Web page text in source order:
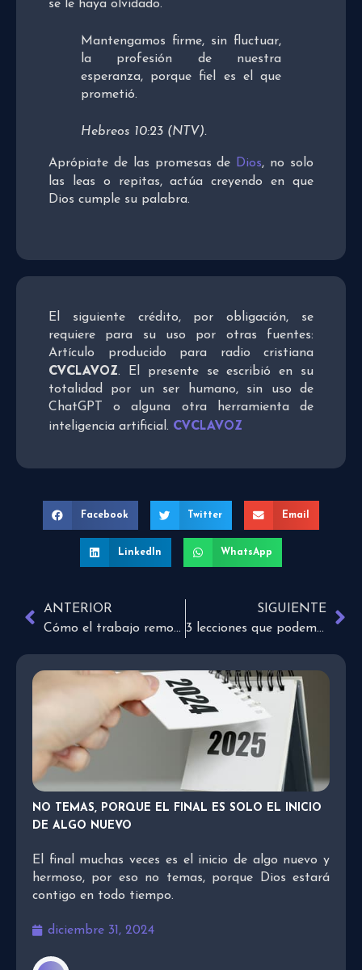
se le haya olvidado.
Mantengamos firme, sin fluctuar,
la profesión de nuestra
esperanza, porque fiel es el que
prometió.
Hebreos 10:23 (NTV).
Aprópiate de las promesas de Dios, no solo
las leas o repitas, actúa creyendo en que
Dios cumple su palabra.
El siguiente crédito, por obligación, se
requiere para su uso por otras fuentes:
Artículo producido para radio cristiana
CVCLAVOZ. El presente se escribió en su
totalidad por un ser humano, sin uso de
ChatGPT o alguna otra herramienta de
inteligencia artificial. CVCLAVOZ
Facebook Twitter Email
LinkedIn WhatsApp
ANTERIOR
Cómo el trabajo remoto afecta a tu cerebro
SIGUIENTE
3 lecciones que podemos aprender de los ganadores olímpicos
NO TEMAS, PORQUE EL FINAL ES SOLO EL INICIO
DE ALGO NUEVO
El final muchas veces es el inicio de algo nuevo y
hermoso, por eso no temas, porque Dios estará
contigo en todo tiempo.
diciembre 31, 2024